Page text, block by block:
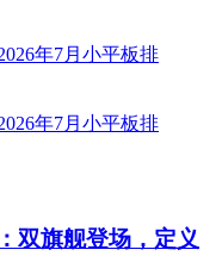
双旗舰登场，定义